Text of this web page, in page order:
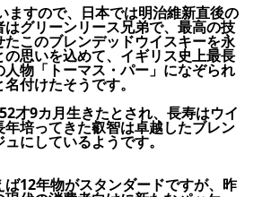
ますので、日本では明治維新直後の
グリーンリース兄弟で、最高の技
このブレンデッドウイスキーを永
の思いを込めて、イギリス史上最長
物「トーマス・パー」になぞられ
付けたそうです。
才9カ月生きたとされ、長寿はウイ
培ってきた叡智は卓越したブレン
ュにしているようです。
12年物がスタンダードですが、昨